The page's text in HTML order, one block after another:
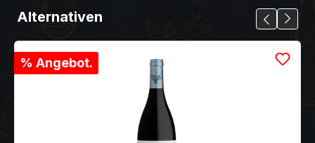
Alternativen
% Angebot.